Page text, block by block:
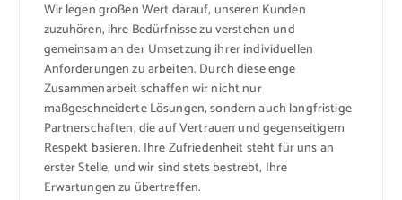
Wir legen großen Wert darauf, unseren Kunden
zuzuhören, ihre Bedürfnisse zu verstehen und
gemeinsam an der Umsetzung ihrer individuellen
Anforderungen zu arbeiten. Durch diese enge
Zusammenarbeit schaffen wir nicht nur
maßgeschneiderte Lösungen, sondern auch langfristige
Partnerschaften, die auf Vertrauen und gegenseitigem
Respekt basieren. Ihre Zufriedenheit steht für uns an
erster Stelle, und wir sind stets bestrebt, Ihre
Erwartungen zu übertreffen.